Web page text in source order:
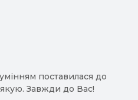
поставилася до
Завжди до Вас!